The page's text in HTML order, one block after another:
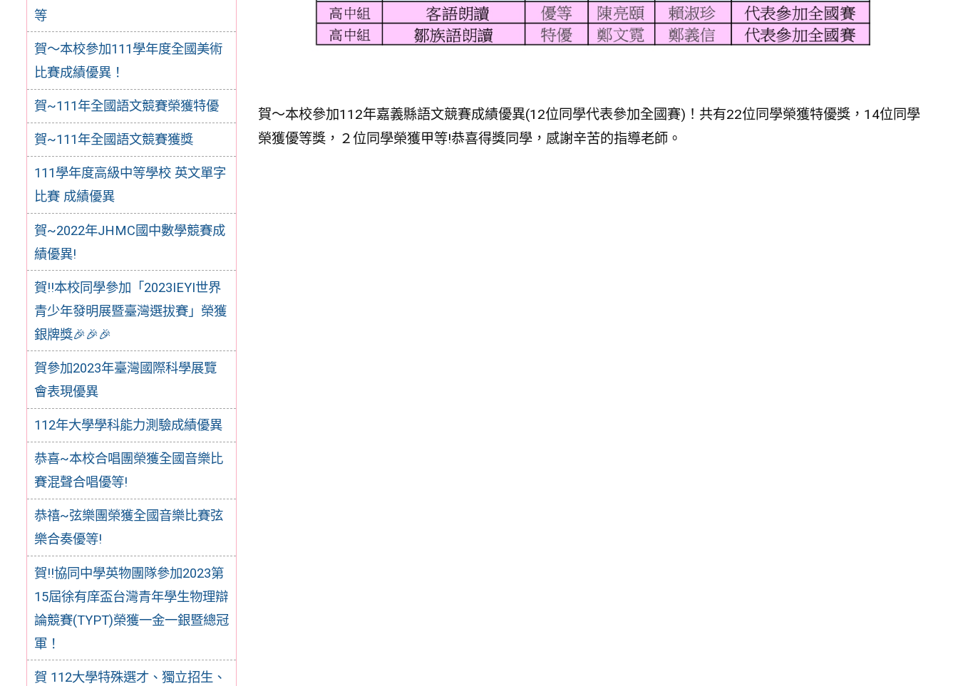
等
賀～本校參加111學年度全國美術
比賽成績優異！
賀~111年全國語文競賽榮獲特優
賀~111年全國語文競賽獲獎
111學年度高級中等學校 英文單字
比賽 成績優異
賀~2022年JHMC國中數學競賽成
績優異!
賀!!本校同學參加「2023IEYI世界
青少年發明展暨臺灣選拔賽」榮獲
銀牌獎🎉🎉🎉
賀參加2023年臺灣國際科學展覽
會表現優異
112年大學學科能力測驗成績優異
恭喜~本校合唱團榮獲全國音樂比
賽混聲合唱優等!
恭禧~弦樂團榮獲全國音樂比賽弦
樂合奏優等!
賀‼️協同中學英物團隊參加2023第
15屆徐有庠盃台灣青年學生物理辯
論競賽(TYPT)榮獲一金一銀暨總冠
軍！
賀 112大學特殊選才、獨立招生、
賀～本校參加112年嘉義縣語文競賽成績優異(12位同學代表參加全國賽)！共有22位同學榮獲特優獎，14位同學
榮獲優等獎，２位同學榮獲甲等!恭喜得獎同學，感謝辛苦的指導老師。